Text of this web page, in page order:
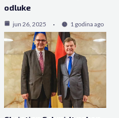
odluke
jun 26, 2025 1 godina ago